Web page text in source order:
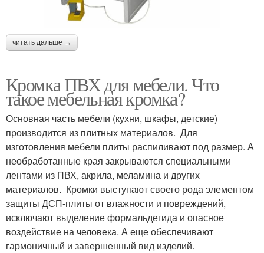
читать дальше →
Кромка ПВХ для мебели. Что
такое мебельная кромка?
Основная часть мебели (кухни, шкафы, детские)
производится из плитных материалов. Для
изготовления мебели плиты распиливают под размер. А
необработанные края закрываются специальными
лентами из ПВХ, акрила, меламина и других
материалов. Кромки выступают своего рода элементом
защиты ДСП-плиты от влажности и повреждений,
исключают выделение формальдегида и опасное
воздействие на человека. А еще обеспечивают
гармоничный и завершенный вид изделий.